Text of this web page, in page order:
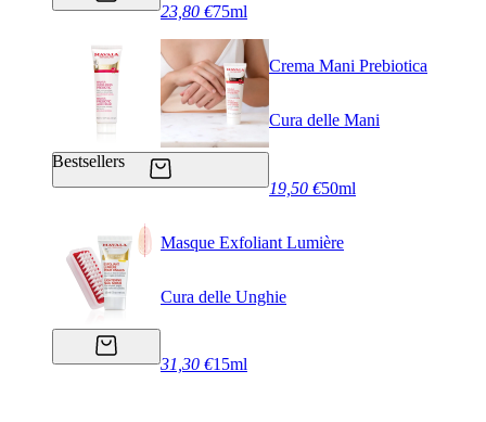
23,80 €75ml
Bestsellers
Crema Mani Prebiotica
Cura delle Mani
19,50 €50ml
Masque Exfoliant Lumière
Cura delle Unghie
31,30 €15ml